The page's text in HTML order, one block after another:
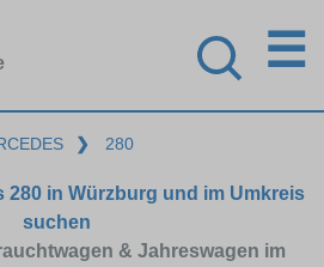
☰
❯ 280
280 in Würzburg und im Umkreis
suchen
& Jahreswagen im